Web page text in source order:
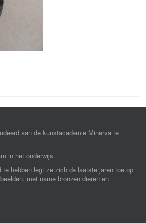
aan de kunstacademie Minerva te
in het onderwijs.
te hebben legt ze zich de laatste jaren toe op
met name bronzen dieren en